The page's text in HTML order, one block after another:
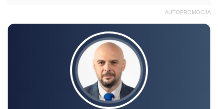
AUTOPROMOCJA